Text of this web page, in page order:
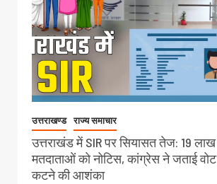
उत्तराखण्ड राज्य समाचार
उत्तराखंड में SIR पर सियासत तेज: 19 लाख
मतदाताओं को नोटिस, कांग्रेस ने जताई वोट
कटने की आशंका